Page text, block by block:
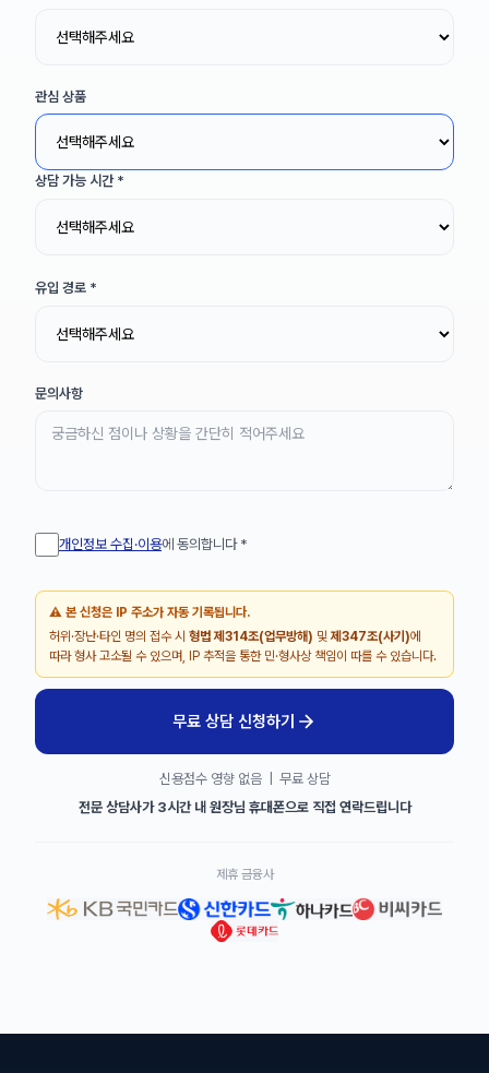
관심 상품
상담 가능 시간 *
유입 경로 *
문의사항
개인정보 수집·이용에 동의합니다 *
⚠️ 본 신청은 IP 주소가 자동 기록됩니다.
허위·장난·타인 명의 접수 시 형법 제314조(업무방해) 및 제347조(사기)에
따라 형사 고소될 수 있으며, IP 추적을 통한 민·형사상 책임이 따를 수 있습니다.
무료 상담 신청하기
신용점수 영향 없음 | 무료 상담
전문 상담사가 3시간 내 원장님 휴대폰으로 직접 연락드립니다
제휴 금융사